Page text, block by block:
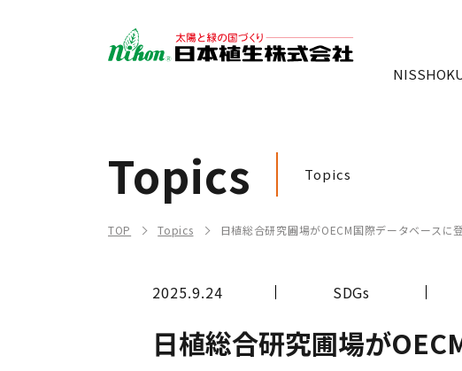
Topics Topics
TOP Topics 日植総合研究圃場がOECM国際データベースに
2025.9.24 SDGs
日植総合研究圃場が